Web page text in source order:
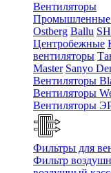
Вентиляторы
Промышленные
Ostberg Ballu
Центробежные
вентиляторы
Master Sanyo
Вентиляторы
Вентиляторы
Вентиляторы
Фильтры для
Фильтр